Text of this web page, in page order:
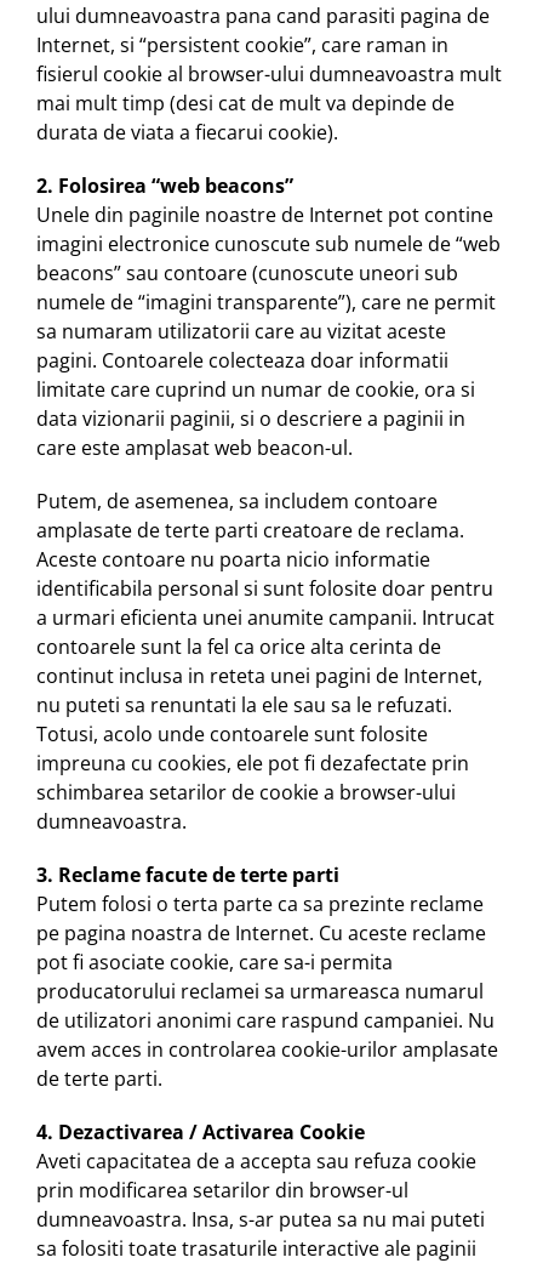
ului dumneavoastra pana cand parasiti pagina de
Internet, si “persistent cookie”, care raman in
fisierul cookie al browser-ului dumneavoastra mult
mai mult timp (desi cat de mult va depinde de
durata de viata a fiecarui cookie).
2. Folosirea “web beacons”
Unele din paginile noastre de Internet pot contine
imagini electronice cunoscute sub numele de “web
beacons” sau contoare (cunoscute uneori sub
numele de “imagini transparente”), care ne permit
sa numaram utilizatorii care au vizitat aceste
pagini. Contoarele colecteaza doar informatii
limitate care cuprind un numar de cookie, ora si
data vizionarii paginii, si o descriere a paginii in
care este amplasat web beacon-ul.
Putem, de asemenea, sa includem contoare
amplasate de terte parti creatoare de reclama.
Aceste contoare nu poarta nicio informatie
identificabila personal si sunt folosite doar pentru
a urmari eficienta unei anumite campanii. Intrucat
contoarele sunt la fel ca orice alta cerinta de
continut inclusa in reteta unei pagini de Internet,
nu puteti sa renuntati la ele sau sa le refuzati.
Totusi, acolo unde contoarele sunt folosite
impreuna cu cookies, ele pot fi dezafectate prin
schimbarea setarilor de cookie a browser-ului
dumneavoastra.
3. Reclame facute de terte parti
Putem folosi o terta parte ca sa prezinte reclame
pe pagina noastra de Internet. Cu aceste reclame
pot fi asociate cookie, care sa-i permita
producatorului reclamei sa urmareasca numarul
de utilizatori anonimi care raspund campaniei. Nu
avem acces in controlarea cookie-urilor amplasate
de terte parti.
4. Dezactivarea / Activarea Cookie
Aveti capacitatea de a accepta sau refuza cookie
prin modificarea setarilor din browser-ul
dumneavoastra. Insa, s-ar putea sa nu mai puteti
sa folositi toate trasaturile interactive ale paginii